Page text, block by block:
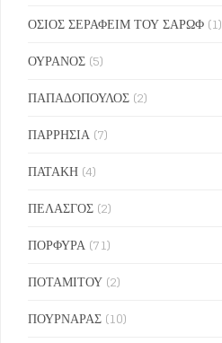
ΟΣΙΟΣ ΣΕΡΑΦΕΙΜ ΤΟΥ ΣΑΡΩΦ (1)
ΟΥΡΑΝΟΣ (5)
ΠΑΠΑΔΟΠΟΥΛΟΣ (2)
ΠΑΡΡΗΣΙΑ (7)
ΠΑΤΑΚΗ (4)
ΠΕΛΑΣΓΟΣ (2)
ΠΟΡΦΥΡΑ (71)
ΠΟΤΑΜΙΤΟΥ (2)
ΠΟΥΡΝΑΡΑΣ (10)